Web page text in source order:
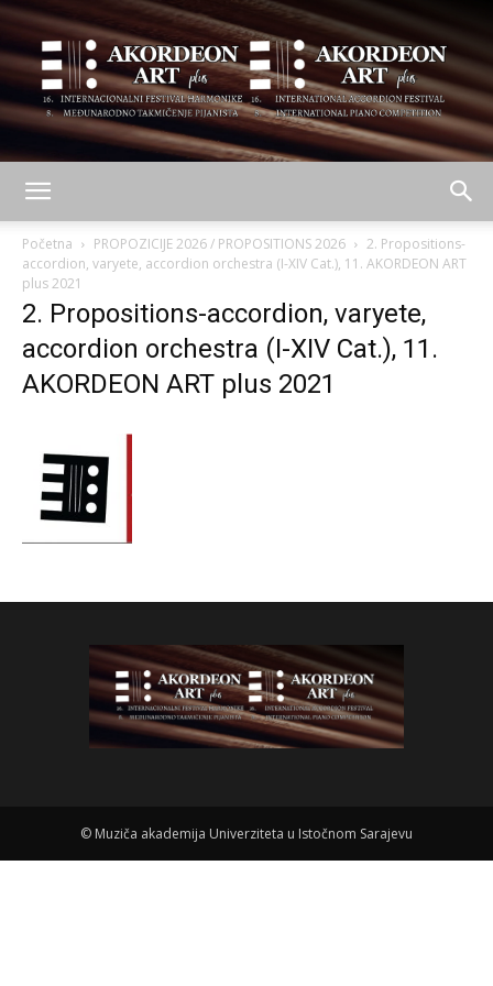
ART
Početna PROPOZICIJE 2026 / PROPOSITIONS 2026
2. Propositions-
accordion, varyete, accordion orchestra (I-XIV Cat.), 11. AKORDEON ART
plus 2021
2. Propositions-accordion, varyete,
accordion orchestra (I-XIV Cat.), 11.
AKORDEON ART plus 2021
© Muziča akademija Univerziteta u Istočnom Sarajevu